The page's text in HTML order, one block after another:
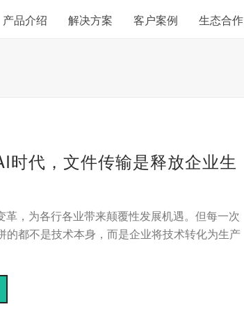
产品介绍 解决方案 客户案例 生态合作
时代，文件传输是释放企业生
革，为各行各业带来颠覆性发展机遇。但每一次
的都不是技术本身，而是企业将技术转化为生产